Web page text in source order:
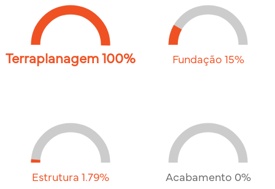
Terraplanagem 100% Fundação 15%
Estrutura 1.79% Acabamento 0%